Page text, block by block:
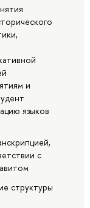
и
языков
с
структуры